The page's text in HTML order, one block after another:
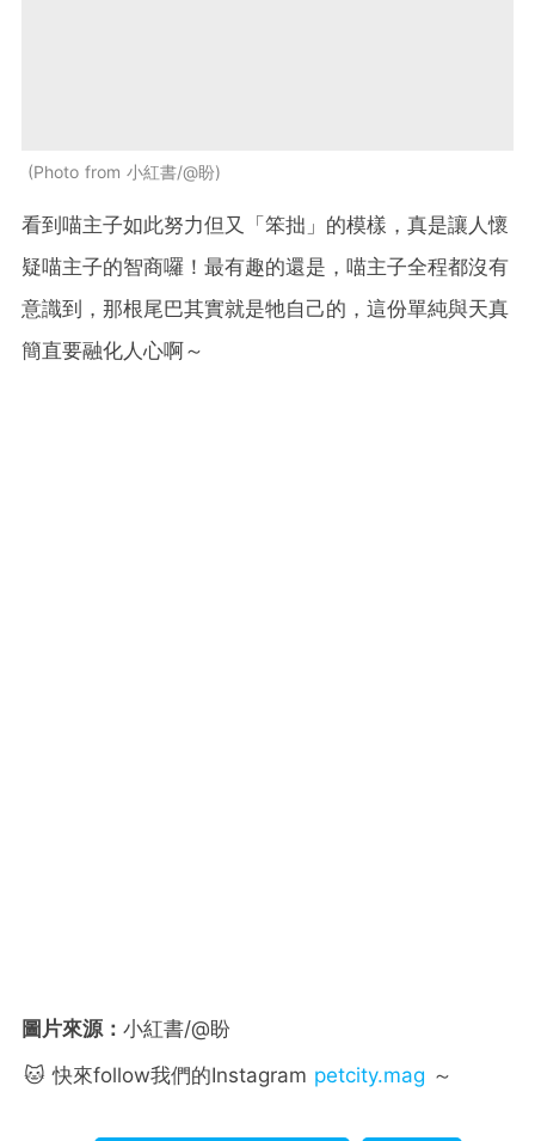
Photo from 小紅書/@盼
看到喵主子如此努力但又「笨拙」的模樣，真是讓人懷
疑喵主子的智商囉！最有趣的還是，喵主子全程都沒有
意識到，那根尾巴其實就是牠自己的，這份單純與天真
簡直要融化人心啊～
圖片來源： 小紅書/@盼
🐱 快來follow我們的Instagram petcity.mag ～